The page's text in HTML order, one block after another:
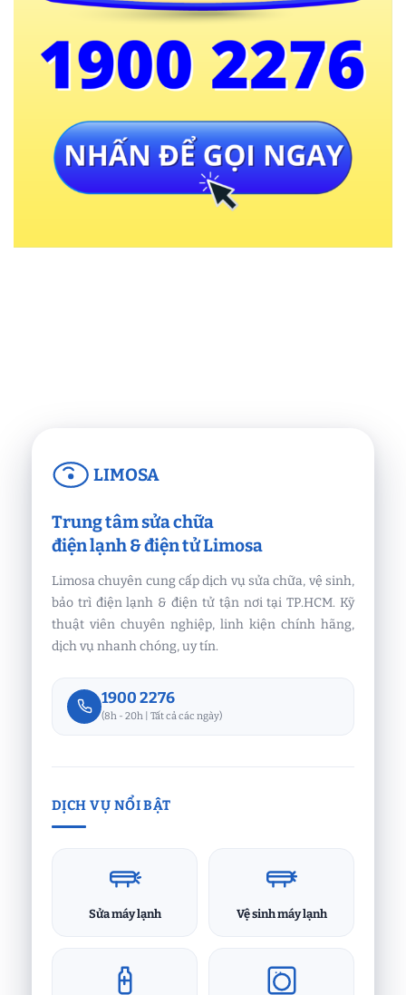
LIMOSA
Trung tâm sửa chữa
điện lạnh & điện tử Limosa
Limosa chuyên cung cấp dịch vụ sửa chữa, vệ sinh,
bảo trì điện lạnh & điện tử tận nơi tại TP.HCM. Kỹ
thuật viên chuyên nghiệp, linh kiện chính hãng,
dịch vụ nhanh chóng, uy tín.
1900 2276
(8h - 20h | Tất cả các ngày)
DỊCH VỤ NỔI BẬT
Sửa máy lạnh Vệ sinh máy lạnh